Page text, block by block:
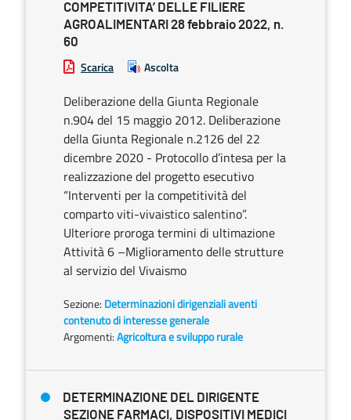
COMPETITIVITA’ DELLE FILIERE
AGROALIMENTARI 28 febbraio 2022, n.
60
Scarica Ascolta
Deliberazione della Giunta Regionale
n.904 del 15 maggio 2012. Deliberazione
della Giunta Regionale n.2126 del 22
dicembre 2020 - Protocollo d’intesa per la
realizzazione del progetto esecutivo
“Interventi per la competitività del
comparto viti-vivaistico salentino”.
Ulteriore proroga termini di ultimazione
Attività 6 –Miglioramento delle strutture
al servizio del Vivaismo
Sezione: Determinazioni dirigenziali aventi
contenuto di interesse generale
Argomenti:Agricoltura e sviluppo rurale
DETERMINAZIONE DEL DIRIGENTE
SEZIONE FARMACI, DISPOSITIVI MEDICI